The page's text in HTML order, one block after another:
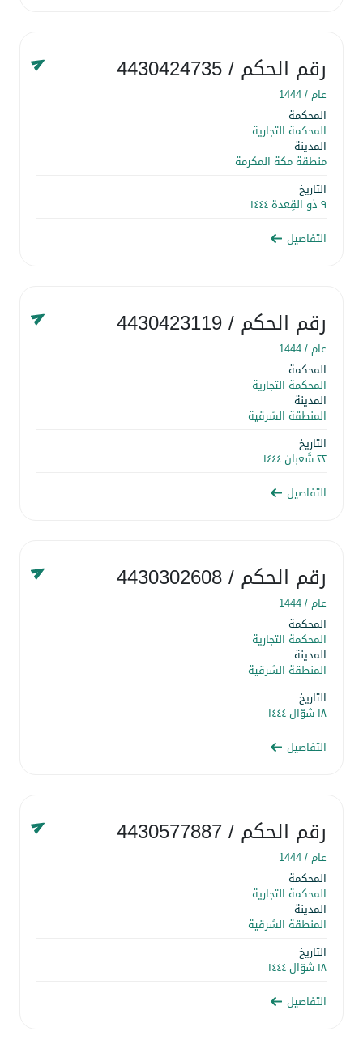
رقم الحكم/ 4430424735
عام /1444
المحكمة
المحكمة التجارية
المدينة
منطقة مكة المكرمة
التاريخ
٩ ذو القِعدة ١٤٤٤
التفاصيل
رقم الحكم/ 4430423119
عام /1444
المحكمة
المحكمة التجارية
المدينة
المنطقة الشرقية
التاريخ
٢٢ شَعبان ١٤٤٤
التفاصيل
رقم الحكم/ 4430302608
عام /1444
المحكمة
المحكمة التجارية
المدينة
المنطقة الشرقية
التاريخ
١٨ شوّال ١٤٤٤
التفاصيل
رقم الحكم/ 4430577887
عام /1444
المحكمة
المحكمة التجارية
المدينة
المنطقة الشرقية
التاريخ
١٨ شوّال ١٤٤٤
التفاصيل